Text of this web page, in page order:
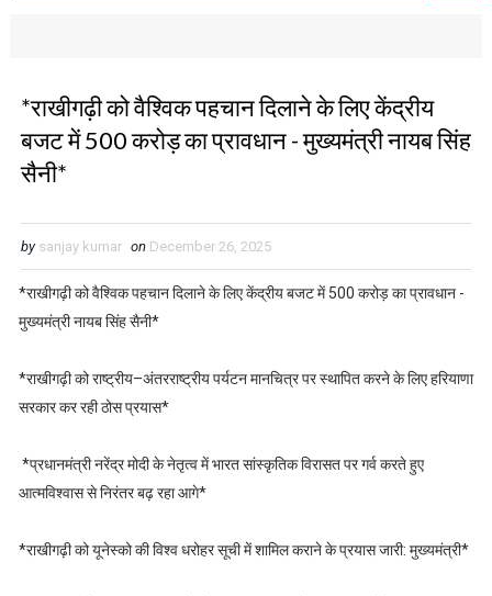
*राखीगढ़ी को वैश्विक पहचान दिलाने के लिए केंद्रीय
बजट में 500 करोड़ का प्रावधान - मुख्यमंत्री नायब सिंह
सैनी*
by sanjay kumar on December 26, 2025
*राखीगढ़ी को वैश्विक पहचान दिलाने के लिए केंद्रीय बजट में 500 करोड़ का प्रावधान -
मुख्यमंत्री नायब सिंह सैनी*
*राखीगढ़ी को राष्ट्रीय–अंतरराष्ट्रीय पर्यटन मानचित्र पर स्थापित करने के लिए हरियाणा
सरकार कर रही ठोस प्रयास*
*प्रधानमंत्री नरेंद्र मोदी के नेतृत्व में भारत सांस्कृतिक विरासत पर गर्व करते हुए
आत्मविश्वास से निरंतर बढ़ रहा आगे*
*राखीगढ़ी को यूनेस्को की विश्व धरोहर सूची में शामिल कराने के प्रयास जारी: मुख्यमंत्री*